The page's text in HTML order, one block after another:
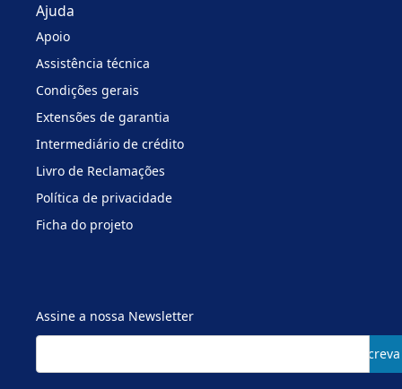
Ajuda
Apoio
Assistência técnica
Condições gerais
Extensões de garantia
Intermediário de crédito
Livro de Reclamações
Política de privacidade
Ficha do projeto
Assine a nossa Newsletter
Subscreva